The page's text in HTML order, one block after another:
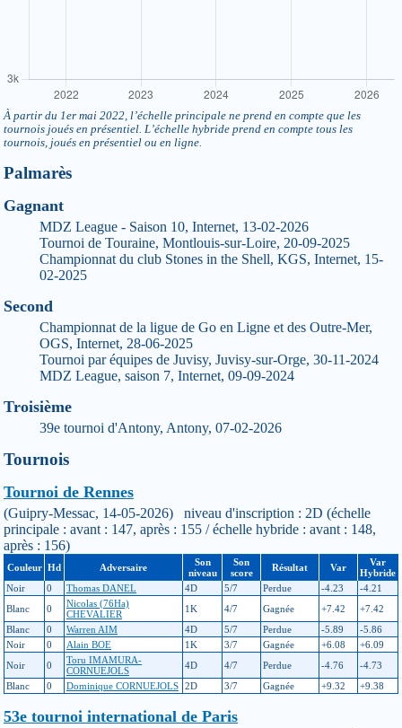
À partir du 1er mai 2022, l’échelle principale ne prend en compte que les
tournois joués en présentiel. L’échelle hybride prend en compte tous les
tournois, joués en présentiel ou en ligne.
Palmarès
Gagnant
MDZ League - Saison 10, Internet, 13-02-2026
Tournoi de Touraine, Montlouis-sur-Loire, 20-09-2025
Championnat du club Stones in the Shell, KGS, Internet, 15-
02-2025
Second
Championnat de la ligue de Go en Ligne et des Outre-Mer,
OGS, Internet, 28-06-2025
Tournoi par équipes de Juvisy, Juvisy-sur-Orge, 30-11-2024
MDZ League, saison 7, Internet, 09-09-2024
Troisième
39e tournoi d'Antony, Antony, 07-02-2026
Tournois
Tournoi de Rennes
(Guipry-Messac, 14-05-2026) niveau d'inscription : 2D (échelle
principale : avant : 147, après : 155 / échelle hybride : avant : 148,
après : 156)
Couleur Hd Adversaire
Son
niveau
Son
score
Résultat Var
Var
Hybride
Noir
0 Thomas DANEL 4D 5/7 Perdue -4.23
-4.21
Blanc
0
Nicolas (76Ha)
CHEVALIER
1K 4/7 Gagnée +7.42
+7.42
Blanc
0 Warren AIM 4D 5/7 Perdue -5.89
-5.86
Noir
0 Alain BOE 1K 3/7 Gagnée +6.08
+6.09
Noir
0
Toru IMAMURA-
CORNUEJOLS
4D 4/7 Perdue -4.76
-4.73
Blanc
0 Dominique CORNUEJOLS 2D 3/7 Gagnée +9.32 +9.38
53e tournoi international de Paris